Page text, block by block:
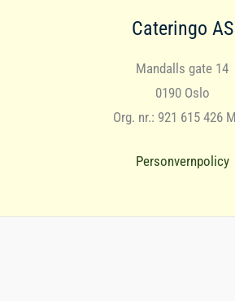
Cateringo AS
Mandalls gate 14
0190 Oslo
Org. nr.: 921 615 426
Personvernpolicy